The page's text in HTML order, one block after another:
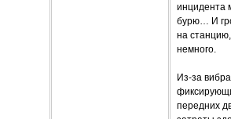
инцидента
бурю… И
на
немного.
Из-за
передних